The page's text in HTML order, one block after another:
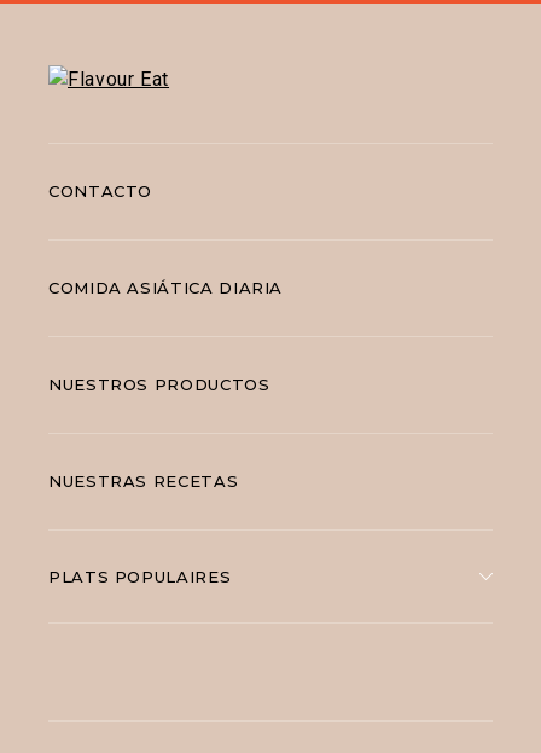
CONTACTO
COMIDA ASIÁTICA DIARIA
NUESTROS PRODUCTOS
NUESTRAS RECETAS
PLATS POPULAIRES